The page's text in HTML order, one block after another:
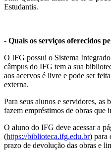
Estudantis.
- Quais os serviços oferecidos
O IFG possui o Sistema
câmpus do IFG tem a sua
aos acervos é livre e pode ser
externa.
Para seus alunos e servidores, as
fazem empréstimos de obras que
O aluno do IFG deve acessar a
(https://biblioteca.ifg.edu.br) para
prazo de devolução das obras e